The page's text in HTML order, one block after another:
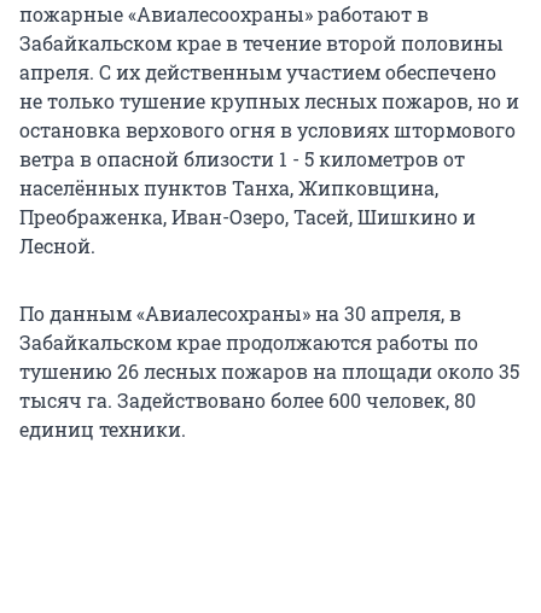
пожарные «Авиалесоохраны» работают в
Забайкальском крае в течение второй половины
апреля. С их действенным участием обеспечено
не только тушение крупных лесных пожаров, но и
остановка верхового огня в условиях штормового
ветра в опасной близости 1 - 5 километров от
населённых пунктов Танха, Жипковщина,
Преображенка, Иван-Озеро, Тасей, Шишкино и
Лесной.
По данным «Авиалесохраны» на 30 апреля, в
Забайкальском крае продолжаются работы по
тушению 26 лесных пожаров на площади около 35
тысяч га. Задействовано более 600 человек, 80
единиц техники.